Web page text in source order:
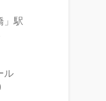
」駅
ル